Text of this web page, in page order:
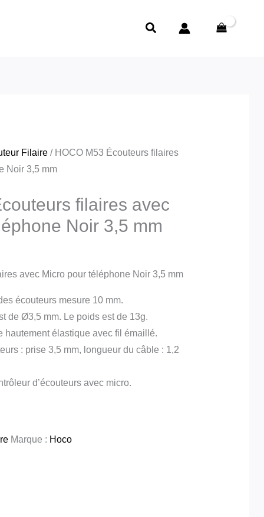
Rechercher
Filaire / HOCO M53 Écouteurs filaires
Noir 3,5 mm
filaires avec
Noir 3,5 mm
avec Micro pour téléphone Noir 3,5 mm
écouteurs mesure 10 mm.
de Ø3,5 mm. Le poids est de 13g.
hautement élastique avec fil émaillé.
: prise 3,5 mm, longueur du câble : 1,2
d’écouteurs avec micro.
Marque : Hoco